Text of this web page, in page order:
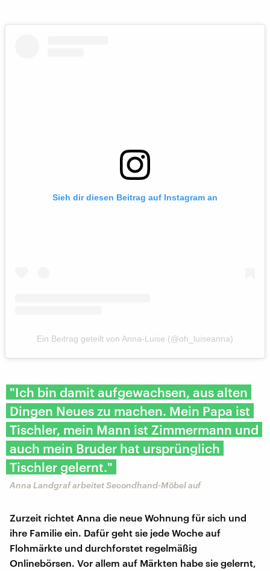
Sieh dir diesen Beitrag auf Instagram an
Ein Beitrag geteilt von Anna-Luise (@oh_luiseanna)
"Ich bin damit aufgewachsen, aus alten
Dingen Neues zu machen. Mein Papa ist
Tischler, mein Mann ist Zimmermann und
auch mein Bruder hat ursprünglich
Tischler gelernt."
Anna Landgraf arbeitet Secondhand-Möbel auf
Zurzeit richtet Anna die neue Wohnung für sich und
ihre Familie ein. Dafür geht sie jede Woche auf
Flohmärkte und durchforstet regelmäßig
Onlinebörsen. Vor allem auf Märkten habe sie gelernt,